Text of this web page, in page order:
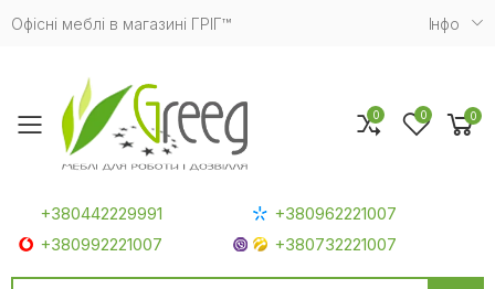
Офісні меблі в магазині ГРІГ™ Iнфо
Toggle mobile menu
+380442229991
+380962221007
+380992221007
+380732221007
Search
0 0 0